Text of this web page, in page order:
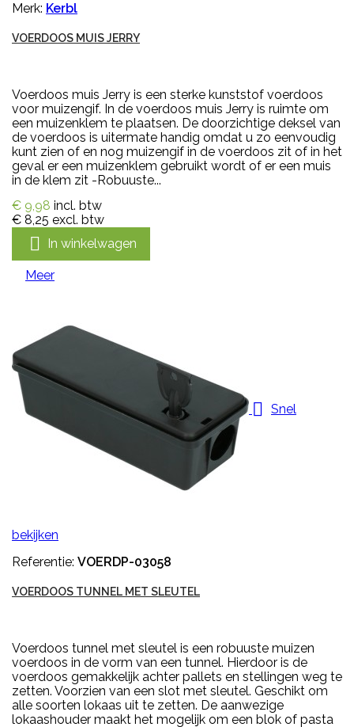
Merk: Kerbl
VOERDOOS MUIS JERRY
Voerdoos muis Jerry is een sterke kunststof voerdoos
voor muizengif. In de voerdoos muis Jerry is ruimte om
een muizenklem te plaatsen. De doorzichtige deksel van
de voerdoos is uitermate handig omdat u zo eenvoudig
kunt zien of en nog muizengif in de voerdoos zit of in het
geval er een muizenklem gebruikt wordt of er een muis
in de klem zit -Robuuste...
€ 9,98 incl. btw
€ 8,25 excl. btw
 In winkelwagen
Meer
 Snel
bekijken
Referentie: VOERDP-03058
VOERDOOS TUNNEL MET SLEUTEL
Voerdoos tunnel met sleutel is een robuuste muizen
voerdoos in de vorm van een tunnel. Hierdoor is de
voerdoos gemakkelijk achter pallets en stellingen weg te
zetten. Voorzien van een slot met sleutel. Geschikt om
alle soorten lokaas uit te zetten. De aanwezige
lokaashouder maakt het mogelijk om een blok of pasta